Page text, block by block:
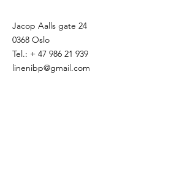
Jacop Aalls gate 24
0368 Oslo
Tel.: + 47 986 21 939
linenibp@gmail.com